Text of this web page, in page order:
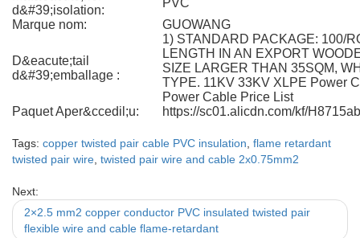
d&#39;isolation:
PVC
Marque nom:
GUOWANG
D&eacute;tail
d&#39;emballage :
1) STANDARD PACKAGE: 100/
LENGTH IN AN EXPORT
SIZE LARGER THAN 35SQM,
TYPE. 11KV 33KV XLPE Power
Power Cable Price List
Paquet Aper&ccedil;u:
https://sc01.alicdn.com/kf/
Tags: copper twisted pair cable PVC insulation flame retardant
twisted pair wire twisted pair wire and cable 2x0.75mm2
Next:
2×2.5 mm2 copper conductor PVC insulated twisted pair
flexible wire and cable flame-retardant